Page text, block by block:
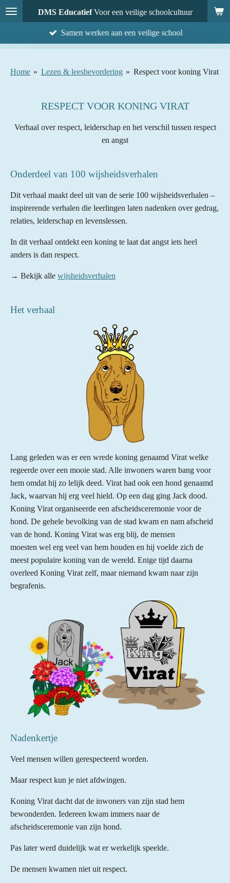
Ga
direct
DMS EducatiefVoor een veilige schoolcultuur
Samen werken aan een veilige school
Home » Lezen & leesbevordering » Respect voor koning Virat
RESPECT VOOR KONING VIRAT
Verhaal over respect, leiderschap en het verschil tussen respect
en angst
Onderdeel van 100 wijsheidsverhalen
Dit verhaal maakt deel uit van de serie 100 wijsheidsverhalen –
inspirerende verhalen die leerlingen laten nadenken over gedrag,
relaties, leiderschap en levenslessen.
In dit verhaal ontdekt een koning te laat dat angst iets heel
anders is dan respect.
→ Bekijk alle wijsheidsverhalen
Het verhaal
Lang geleden was er een wrede koning genaamd Virat welke
regeerde over een mooie stad. Alle inwoners waren bang voor
hem omdat hij zo lelijk deed. Virat had ook een hond genaamd
Jack, waarvan hij erg veel hield. Op een dag ging Jack dood.
Koning Virat organiseerde een afscheidsceremonie voor de
hond. De gehele bevolking van de stad kwam en nam afscheid
van de hond. Koning Virat was erg blij, de mensen
moesten wel erg veel van hem houden en hij voelde zich de
meest populaire koning van de wereld. Enige tijd daarna
overleed Koning Virat zelf, maar niemand kwam naar zijn
begrafenis.
Nadenkertje
Veel mensen willen gerespecteerd worden.
Maar respect kun je niet afdwingen.
Koning Virat dacht dat de inwoners van zijn stad hem
bewonderden. Iedereen kwam immers naar de
afscheidsceremonie van zijn hond.
Pas later werd duidelijk wat er werkelijk speelde.
De mensen kwamen niet uit respect.